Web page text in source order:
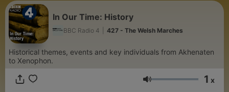
In Our Time: History
BBC Radio 4 427 - The Welsh Marches
Historical themes, events and key individuals from Akhenaten
to Xenophon.
音量 1 x